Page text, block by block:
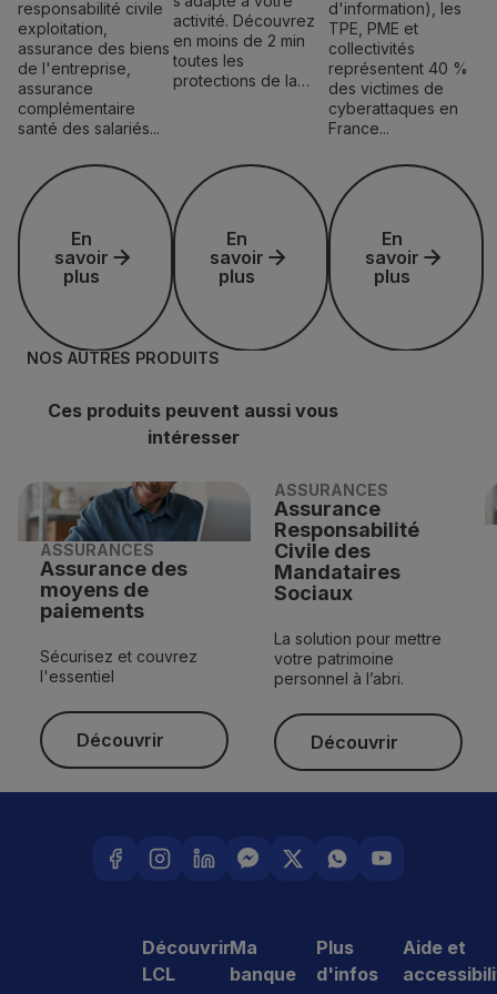
responsabilité civile
exploitation,
assurance des biens
de l'entreprise,
assurance
complémentaire
santé des salariés...
En savoir plus
En
savoir
plus
activité. Découvrez
en moins de 2 min
toutes les
protections de la…
En savoir plus
En
savoir
plus
d'information), les
TPE, PME et
collectivités
représentent 40 %
des victimes de
cyberattaques en
France...
En savoir plus
En
savoir
plus
NOS AUTRES PRODUITS
Ces produits peuvent aussi vous
intéresser
ASSURANCES
Assurance des
moyens de
paiements
Sécurisez et couvrez
l'essentiel
Découvrir
Découvrir
ASSURANCES
Assurance
Responsabilité
Civile des
Mandataires
Sociaux
La solution pour mettre
votre patrimoine
personnel à l’abri.
Découvrir
Découvrir
Découvrir
LCL
Ma
banque
Plus
d'infos
Aide et